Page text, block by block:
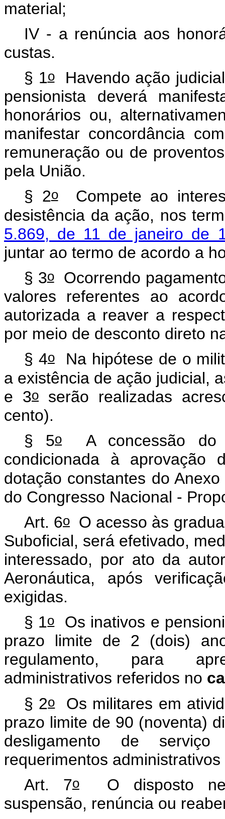
material;
IV - a renúncia aos
custas.
§ 1oHavendo ação
pensionista deverá
honorários ou,
manifestar concordância
remuneração ou de
pela União.
§ 2oCompete ao
desistência da ação, nos
5.869, de 11 de janeiro de
juntar ao termo de acordo a
§ 3oOcorrendo
valores referentes ao
autorizada a reaver a
por meio de desconto direto
§ 4oNa hipótese de o
a existência de ação judicial,
e 3oserão realizadas
cento).
§ 5oA concessão do
condicionada à aprovação
dotação constantes do
do Congresso Nacional -
Art. 6oO acesso às
Suboficial, será efetivado,
interessado, por ato da
Aeronáutica, após
exigidas.
§ 1oOs inativos e
prazo limite de 2 (dois)
regulamento, para
administrativos referidos no
§ 2oOs militares em
prazo limite de 90 (noventa)
desligamento de
requerimentos
Art. 7oO disposto
suspensão, renúncia ou